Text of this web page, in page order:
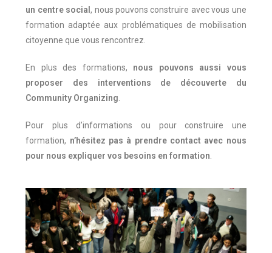
un centre social, nous pouvons construire avec vous une
formation adaptée aux problématiques de mobilisation
citoyenne que vous rencontrez.
En plus des formations, nous pouvons aussi vous
proposer des interventions de découverte du
Community Organizing
Pour plus d’informations ou pour construire une
formation, n’hésitez pas à prendre contact avec nous
pour nous expliquer vos besoins en formation